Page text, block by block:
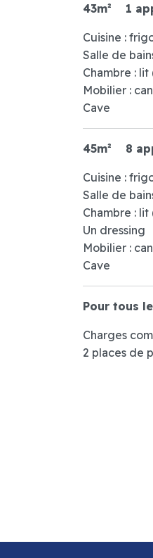
43m² 1
Cuisine :
Salle de
Chambre :
Mobilier :
Cave
45m² 8
Cuisine :
Salle de
Chambre :
Un dressing
Mobilier :
Cave
Pour tous
Charges
2 places de